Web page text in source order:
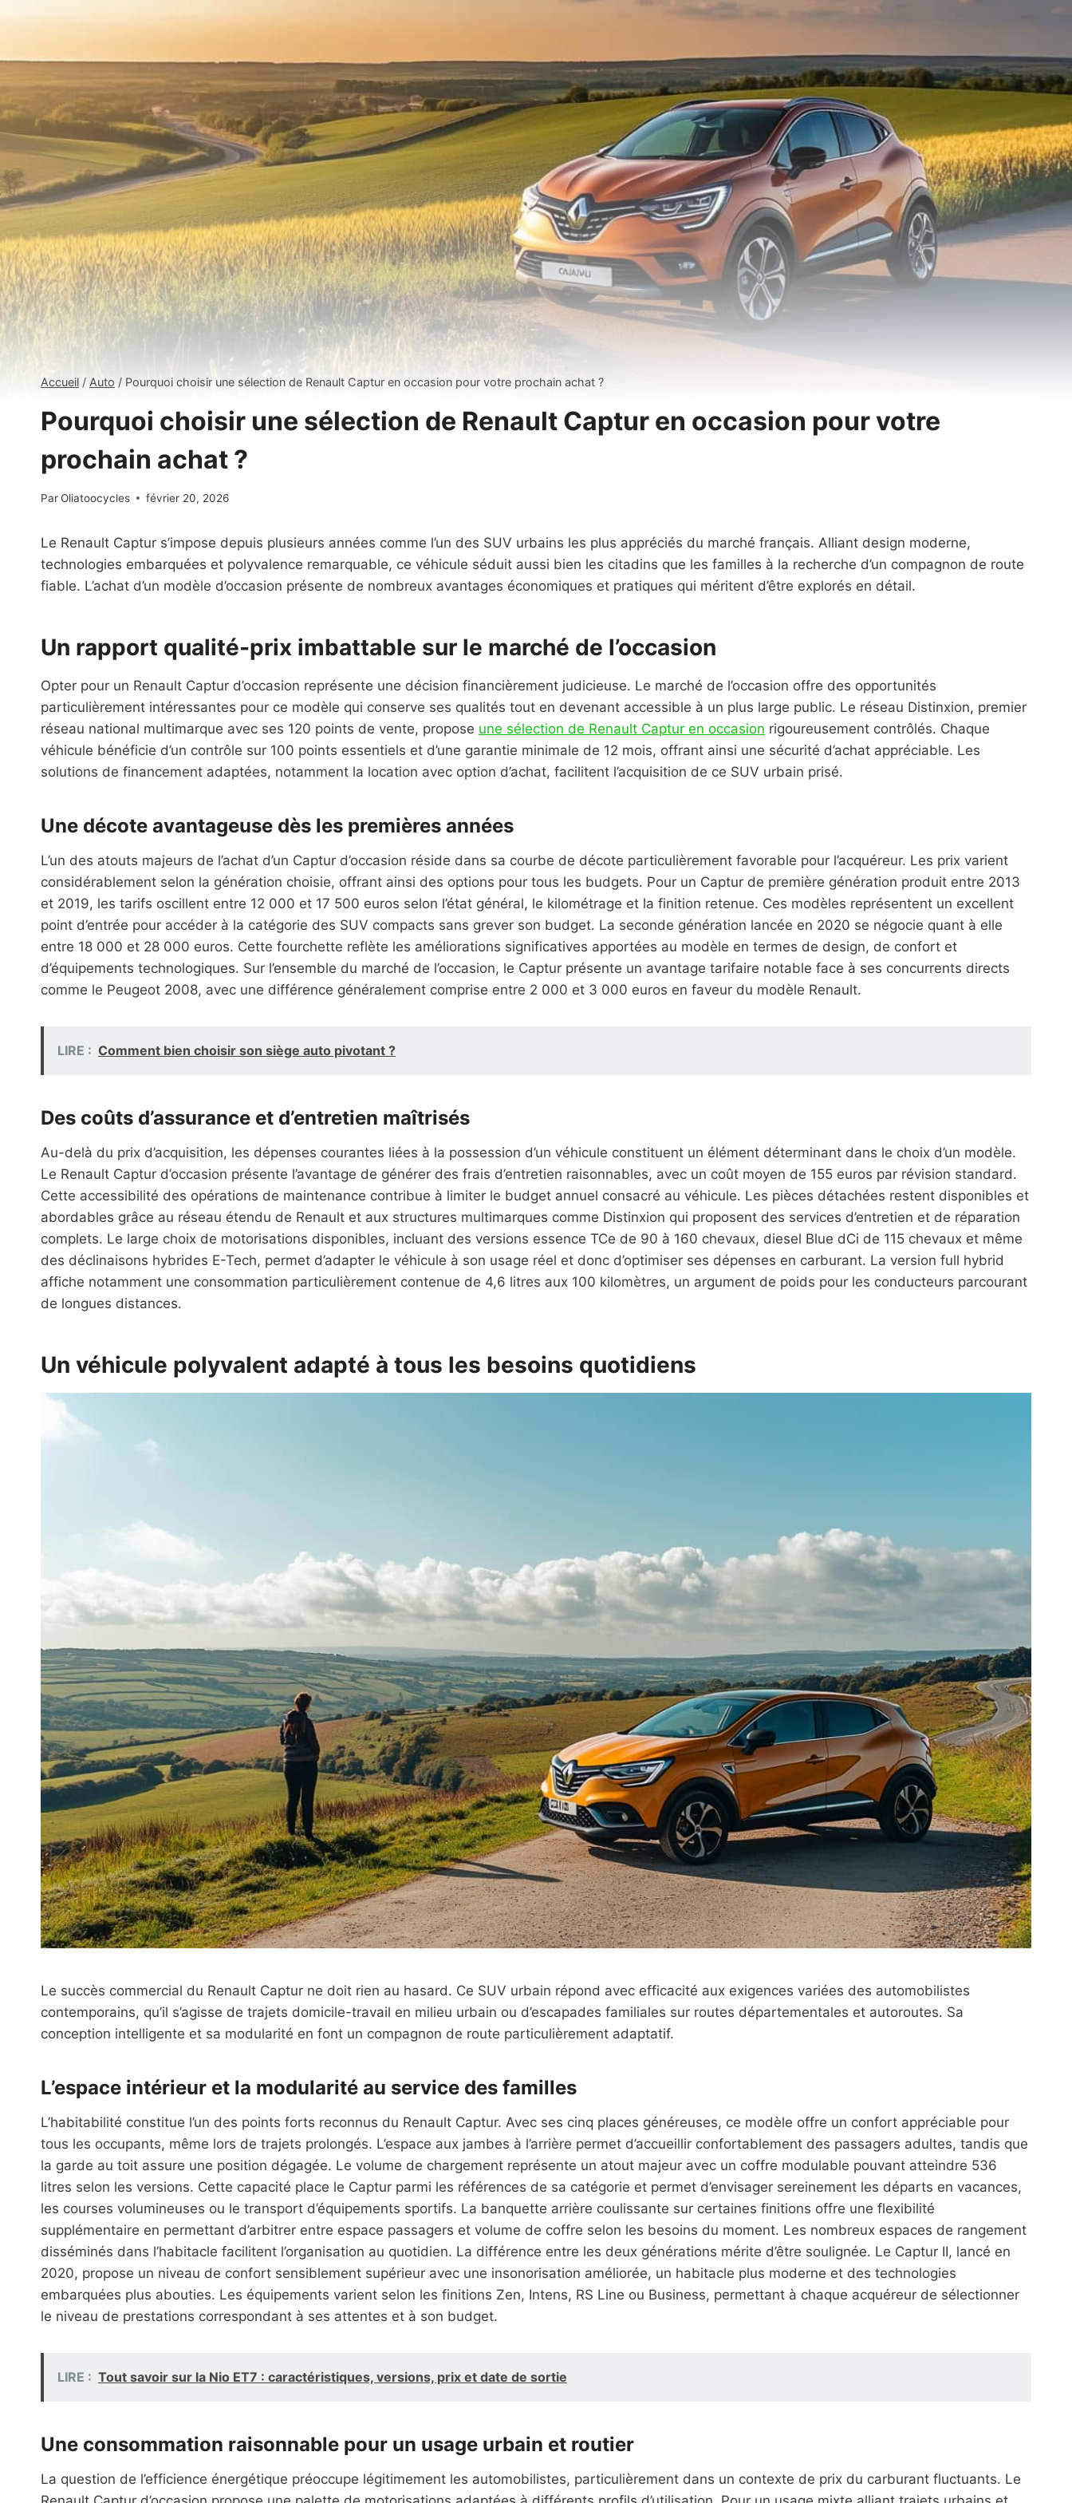
Accueil / Auto / Pourquoi choisir une sélection de Renault Captur en occasion pour votre prochain achat ?
Pourquoi choisir une sélection de Renault Captur en occasion pour votre
prochain achat ?
ParOliatoocycles février 20, 2026
Le Renault Captur s’impose depuis plusieurs années comme l’un des SUV urbains les plus appréciés du marché français. Alliant design moderne,
technologies embarquées et polyvalence remarquable, ce véhicule séduit aussi bien les citadins que les familles à la recherche d’un compagnon de route
fiable. L’achat d’un modèle d’occasion présente de nombreux avantages économiques et pratiques qui méritent d’être explorés en détail.
Un rapport qualité-prix imbattable sur le marché de l’occasion
Opter pour un Renault Captur d’occasion représente une décision financièrement judicieuse. Le marché de l’occasion offre des opportunités
particulièrement intéressantes pour ce modèle qui conserve ses qualités tout en devenant accessible à un plus large public. Le réseau Distinxion, premier
réseau national multimarque avec ses 120 points de vente, propose une sélection de Renault Captur en occasion rigoureusement contrôlés. Chaque
véhicule bénéficie d’un contrôle sur 100 points essentiels et d’une garantie minimale de 12 mois, offrant ainsi une sécurité d’achat appréciable. Les
solutions de financement adaptées, notamment la location avec option d’achat, facilitent l’acquisition de ce SUV urbain prisé.
Une décote avantageuse dès les premières années
L’un des atouts majeurs de l’achat d’un Captur d’occasion réside dans sa courbe de décote particulièrement favorable pour l’acquéreur. Les prix varient
considérablement selon la génération choisie, offrant ainsi des options pour tous les budgets. Pour un Captur de première génération produit entre 2013
et 2019, les tarifs oscillent entre 12 000 et 17 500 euros selon l’état général, le kilométrage et la finition retenue. Ces modèles représentent un excellent
point d’entrée pour accéder à la catégorie des SUV compacts sans grever son budget. La seconde génération lancée en 2020 se négocie quant à elle
entre 18 000 et 28 000 euros. Cette fourchette reflète les améliorations significatives apportées au modèle en termes de design, de confort et
d’équipements technologiques. Sur l’ensemble du marché de l’occasion, le Captur présente un avantage tarifaire notable face à ses concurrents directs
comme le Peugeot 2008, avec une différence généralement comprise entre 2 000 et 3 000 euros en faveur du modèle Renault.
LIRE : Comment bien choisir son siège auto pivotant ?
Des coûts d’assurance et d’entretien maîtrisés
Au-delà du prix d’acquisition, les dépenses courantes liées à la possession d’un véhicule constituent un élément déterminant dans le choix d’un modèle.
Le Renault Captur d’occasion présente l’avantage de générer des frais d’entretien raisonnables, avec un coût moyen de 155 euros par révision standard.
Cette accessibilité des opérations de maintenance contribue à limiter le budget annuel consacré au véhicule. Les pièces détachées restent disponibles et
abordables grâce au réseau étendu de Renault et aux structures multimarques comme Distinxion qui proposent des services d’entretien et de réparation
complets. Le large choix de motorisations disponibles, incluant des versions essence TCe de 90 à 160 chevaux, diesel Blue dCi de 115 chevaux et même
des déclinaisons hybrides E-Tech, permet d’adapter le véhicule à son usage réel et donc d’optimiser ses dépenses en carburant. La version full hybrid
affiche notamment une consommation particulièrement contenue de 4,6 litres aux 100 kilomètres, un argument de poids pour les conducteurs parcourant
de longues distances.
Un véhicule polyvalent adapté à tous les besoins quotidiens
Le succès commercial du Renault Captur ne doit rien au hasard. Ce SUV urbain répond avec efficacité aux exigences variées des automobilistes
contemporains, qu’il s’agisse de trajets domicile-travail en milieu urbain ou d’escapades familiales sur routes départementales et autoroutes. Sa
conception intelligente et sa modularité en font un compagnon de route particulièrement adaptatif.
L’espace intérieur et la modularité au service des familles
L’habitabilité constitue l’un des points forts reconnus du Renault Captur. Avec ses cinq places généreuses, ce modèle offre un confort appréciable pour
tous les occupants, même lors de trajets prolongés. L’espace aux jambes à l’arrière permet d’accueillir confortablement des passagers adultes, tandis que
la garde au toit assure une position dégagée. Le volume de chargement représente un atout majeur avec un coffre modulable pouvant atteindre 536
litres selon les versions. Cette capacité place le Captur parmi les références de sa catégorie et permet d’envisager sereinement les départs en vacances,
les courses volumineuses ou le transport d’équipements sportifs. La banquette arrière coulissante sur certaines finitions offre une flexibilité
supplémentaire en permettant d’arbitrer entre espace passagers et volume de coffre selon les besoins du moment. Les nombreux espaces de rangement
disséminés dans l’habitacle facilitent l’organisation au quotidien. La différence entre les deux générations mérite d’être soulignée. Le Captur II, lancé en
2020, propose un niveau de confort sensiblement supérieur avec une insonorisation améliorée, un habitacle plus moderne et des technologies
embarquées plus abouties. Les équipements varient selon les finitions Zen, Intens, RS Line ou Business, permettant à chaque acquéreur de sélectionner
le niveau de prestations correspondant à ses attentes et à son budget.
LIRE : Tout savoir sur la Nio ET7 : caractéristiques, versions, prix et date de sortie
Une consommation raisonnable pour un usage urbain et routier
La question de l’efficience énergétique préoccupe légitimement les automobilistes, particulièrement dans un contexte de prix du carburant fluctuants. Le